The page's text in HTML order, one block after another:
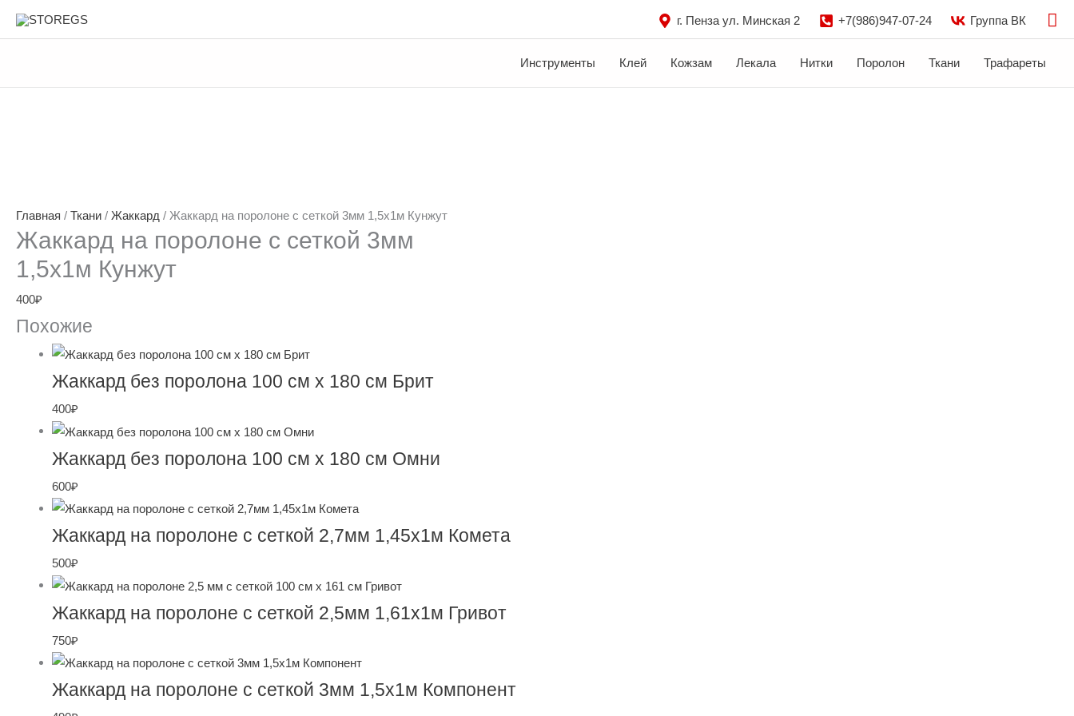
г. Пенза ул. Минская 2 +7(986)947-07-24 Группа ВК
Инструменты Клей Кожзам Лекала Нитки Поролон Ткани Трафареты
Главная / Ткани / Жаккард / Жаккард на поролоне с сеткой 3мм 1,5х1м Кунжут
Жаккард на поролоне с сеткой 3мм
1,5х1м Кунжут
400₽
Похожие
Жаккард без поролона 100 см х 180 см Брит
400₽
Жаккард без поролона 100 см х 180 см Омни
600₽
Жаккард на поролоне с сеткой 2,7мм 1,45х1м Комета
500₽
Жаккард на поролоне с сеткой 2,5мм 1,61х1м Гривот
750₽
Жаккард на поролоне с сеткой 3мм 1,5х1м Компонент